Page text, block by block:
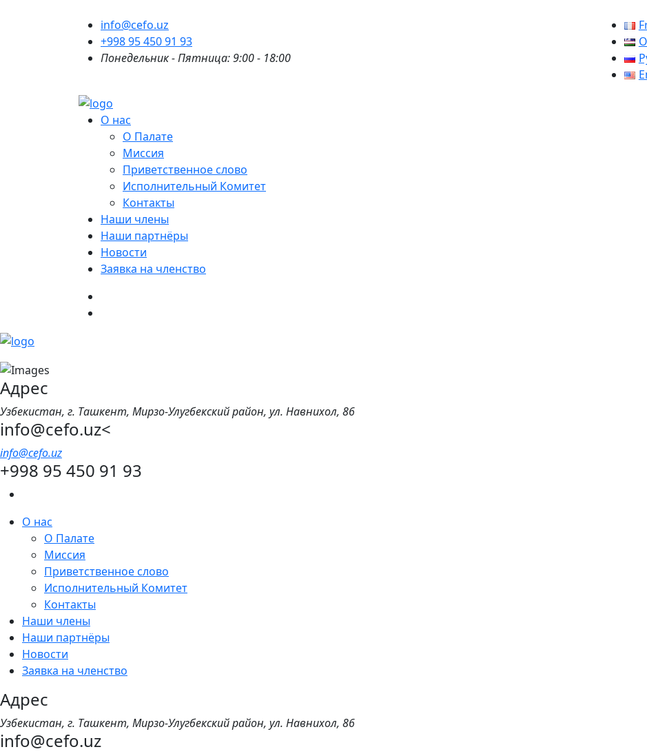
info@cefo.uz
+998 95 450 91 93
Понедельник - Пятница: 9:00 - 18:00
О нас
О Палате
Миссия
Приветственное слово
Исполнительный Комитет
Контакты
Наши члены
Наши партнёры
Новости
Заявка на членство
Адрес
Узбекистан, г. Ташкент, Мирзо-Улугбекский район, ул. Навнихол, 86
info@cefo.uz<
info@cefo.uz
+998 95 450 91 93
О нас
О Палате
Миссия
Приветственное слово
Исполнительный Комитет
Контакты
Наши члены
Наши партнёры
Новости
Заявка на членство
Адрес
Узбекистан, г. Ташкент, Мирзо-Улугбекский район, ул. Навнихол, 86
info@cefo.uz